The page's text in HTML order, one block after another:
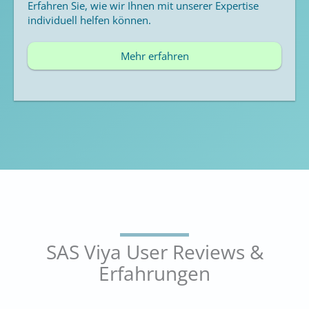
Erfahren Sie, wie wir Ihnen mit unserer Expertise
individuell helfen können.
Mehr erfahren
SAS Viya User Reviews &
Erfahrungen